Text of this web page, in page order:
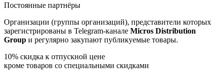
Постоянные партнёры
Организации (группы организаций), представители которых
зарегистрированы в Telegram-канале Micros Distribution
Group и регулярно закупают публикуемые товары.
10% скидка к отпускной цене
кроме товаров со специальными скидками